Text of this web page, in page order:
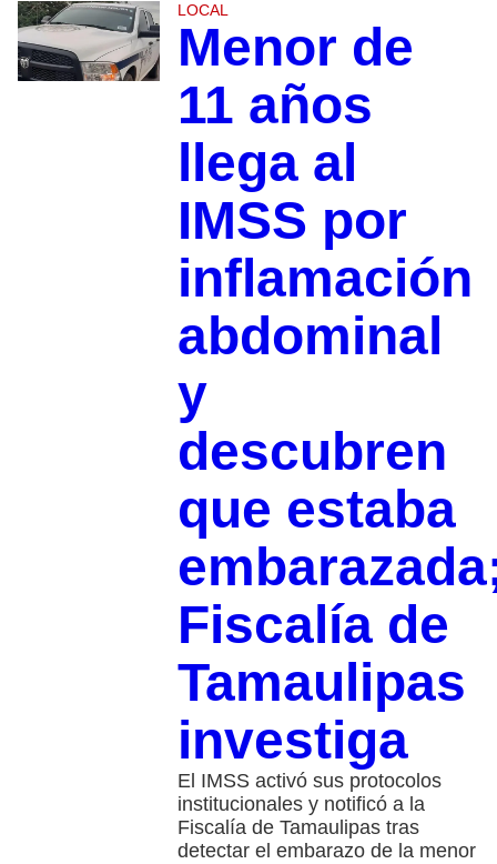
LOCAL
Menor de
11 años
llega al
IMSS por
inflamación
abdominal
y
descubren
que estaba
Fiscalía de
Tamaulipas
investiga
El IMSS activó sus protocolos
institucionales y notificó a la
Fiscalía de Tamaulipas tras
detectar el embarazo de la menor